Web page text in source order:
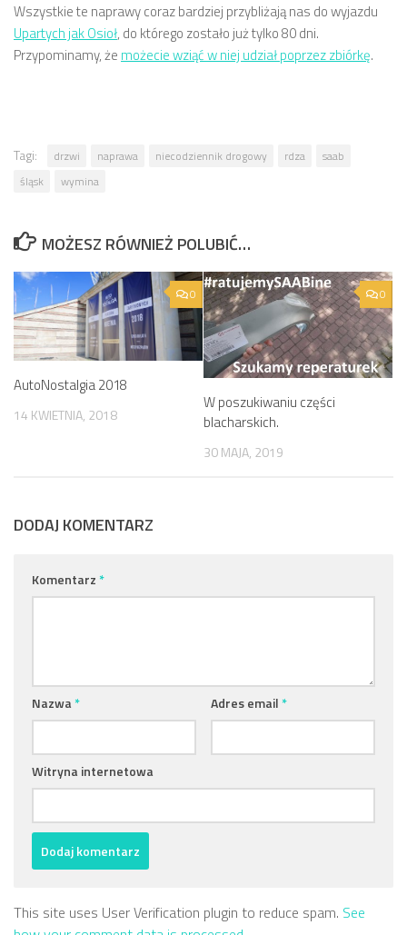
Wszystkie te naprawy coraz bardziej przybliżają nas do wyjazdu
Upartych jak Osioł, do którego zostało już tylko 80 dni.
Przypominamy, że możecie wziąć w niej udział poprzez zbiórkę.
Tagi: drzwi naprawa niecodziennik drogowy rdza
saab
śląsk
wymina
MOŻESZ RÓWNIEŻ POLUBIĆ…
0
AutoNostalgia 2018
14 KWIETNIA, 2018
0
W poszukiwaniu części
blacharskich.
30 MAJA, 2019
DODAJ KOMENTARZ
Komentarz*
Nazwa* Adres email*
Witryna internetowa
This site uses User Verification plugin to reduce spam. See